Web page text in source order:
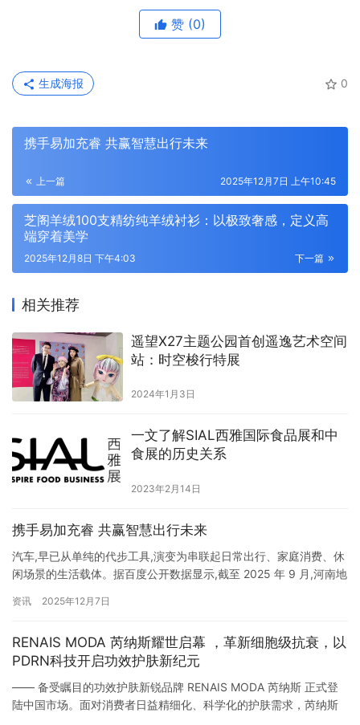
赞 (0)
0
生成海报
携手易加充睿 共赢智慧出行未来
上一篇 2025年12月7日 上午10:45
芝阁羊绒100支精纺纯羊绒衬衫：以极致奢感，定义高
端穿着美学
下一篇
2025年12月8日 下午4:03
相关推荐
遥望X27主题公园首创遥逸艺术空间
站：时空梭行特展
2024年1月3日
一文了解SIAL西雅国际食品展和中
食展的历史关系
2023年2月14日
携手易加充睿 共赢智慧出行未来
汽车,早已从单纯的代步工具,演变为串联起日常出行、家庭消费、休
闲场景的生活载体。据百度公开数据显示,截至 2025 年 9 月,河南地
辆,庞大的用户基数催生了加油、充电、美容、洗车、代驾等多元化
显:传统平台多聚焦单一车服领域,线…
资讯 2025年12月7日
RENAIS MODA 芮纳斯耀世启幕 ，革新细胞级抗衰，以
PDRN科技开启功效护肤新纪元
—— 备受瞩目的功效护肤新锐品牌 RENAIS MODA 芮纳斯 正式登
陆中国市场。面对消费者日益精细化、科学化的护肤需求，芮纳斯